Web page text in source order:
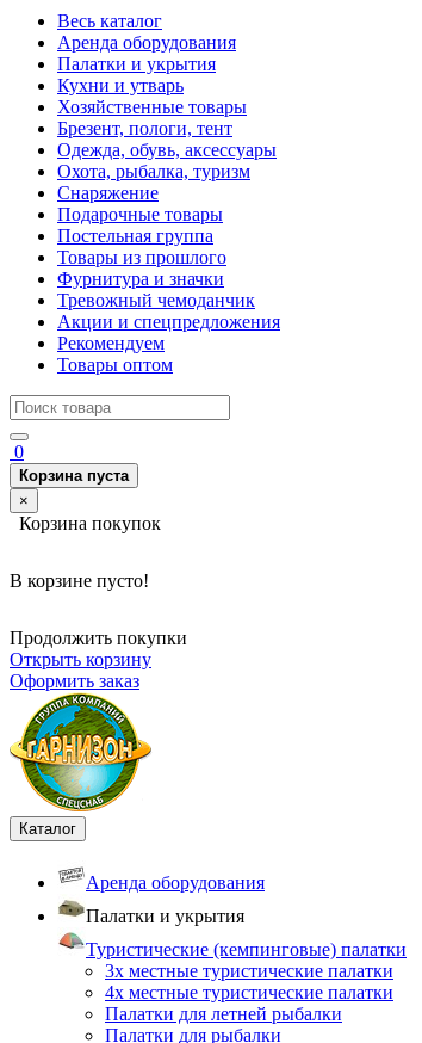
Весь каталог
Аренда оборудования
Палатки и укрытия
Кухни и утварь
Хозяйственные товары
Брезент, пологи, тент
Одежда, обувь, аксессуары
Охота, рыбалка, туризм
Снаряжение
Подарочные товары
Постельная группа
Товары из прошлого
Фурнитура и значки
Тревожный чемоданчик
Акции и спецпредложения
Рекомендуем
Товары оптом
0
Корзина пуста
×
Корзина покупок
В корзине пусто!
Продолжить покупки
Открыть корзину
Оформить заказ
Каталог
Аренда оборудования
Палатки и укрытия
Туристические (кемпинговые) палатки
3х местные туристические палатки
4х местные туристические палатки
Палатки для летней рыбалки
Палатки для рыбалки